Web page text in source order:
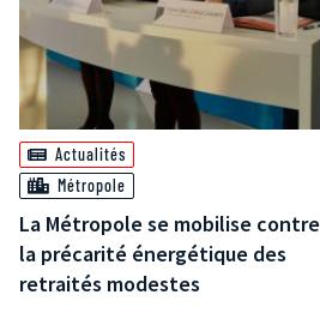
Actualités
Métropole
La Métropole se mobilise contre
la précarité énergétique des
retraités modestes